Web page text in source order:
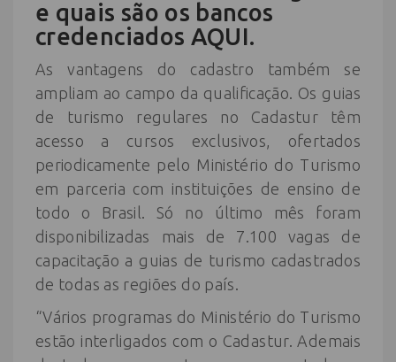
e quais são os bancos
credenciados AQUI.
As vantagens do cadastro também se
ampliam ao campo da qualificação. Os guias
de turismo regulares no Cadastur têm
acesso a cursos exclusivos, ofertados
periodicamente pelo Ministério do Turismo
em parceria com instituições de ensino de
todo o Brasil. Só no último mês foram
disponibilizadas mais de 7.100 vagas de
capacitação a guias de turismo cadastrados
de todas as regiões do país.
“Vários programas do Ministério do Turismo
estão interligados com o Cadastur. Ademais